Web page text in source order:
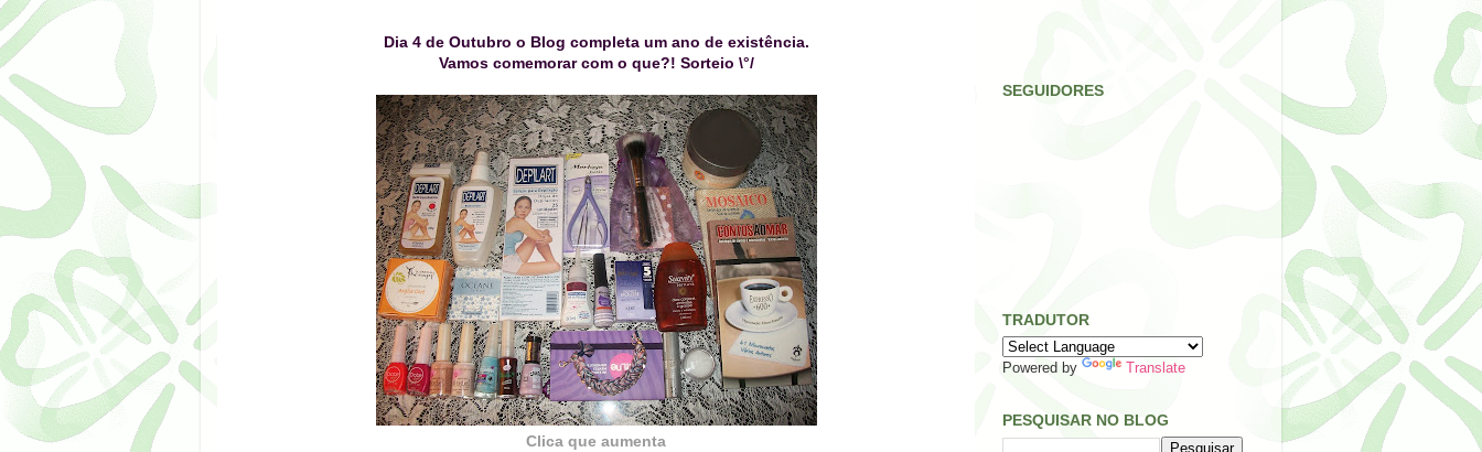
Dia 4 de Outubro o Blog completa um ano de existência.
Vamos comemorar com o que?! Sorteio \°/
Clica que aumenta
SEGUIDORES
TRADUTOR
Powered by Translate
PESQUISAR NO BLOG